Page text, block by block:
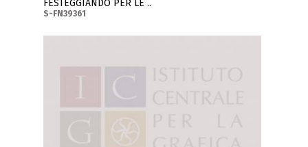
FESTEGGIANDO PER LE ..
S-FN39361